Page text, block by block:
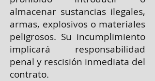
almacenar sustancias ilegales,
armas, explosivos o materiales
peligrosos. Su incumplimiento
implicará responsabilidad
penal y rescisión inmediata del
contrato.